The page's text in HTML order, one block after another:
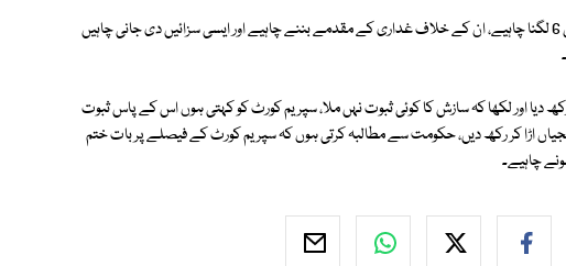
مریم نواز نے کہا کہ پاکستان کے آئین کو توڑنے والے پر آرٹیکل 6 لگنا چاہیے، ان کے خلاف غداری کے مقدمے بننے چاہیے اور ایسی سزائیں دی جانی چاہیں
دیا اور لکھا کہ سازش کا کوئی ثبوت نہں ملا، سپریم کورٹ کو کہتی ہوں اس کے پاس ثبوت
اڑا کر رکھ دیں، حکومت سے مطالبہ کرتی ہوں کہ سپریم کورٹ کے فیصلے پر بات ختم